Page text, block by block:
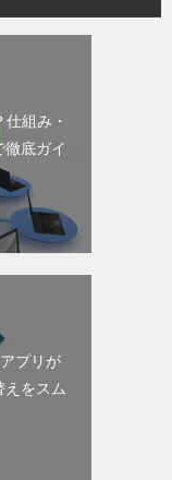
組み・
徹底ガイ
プリが
えをスム